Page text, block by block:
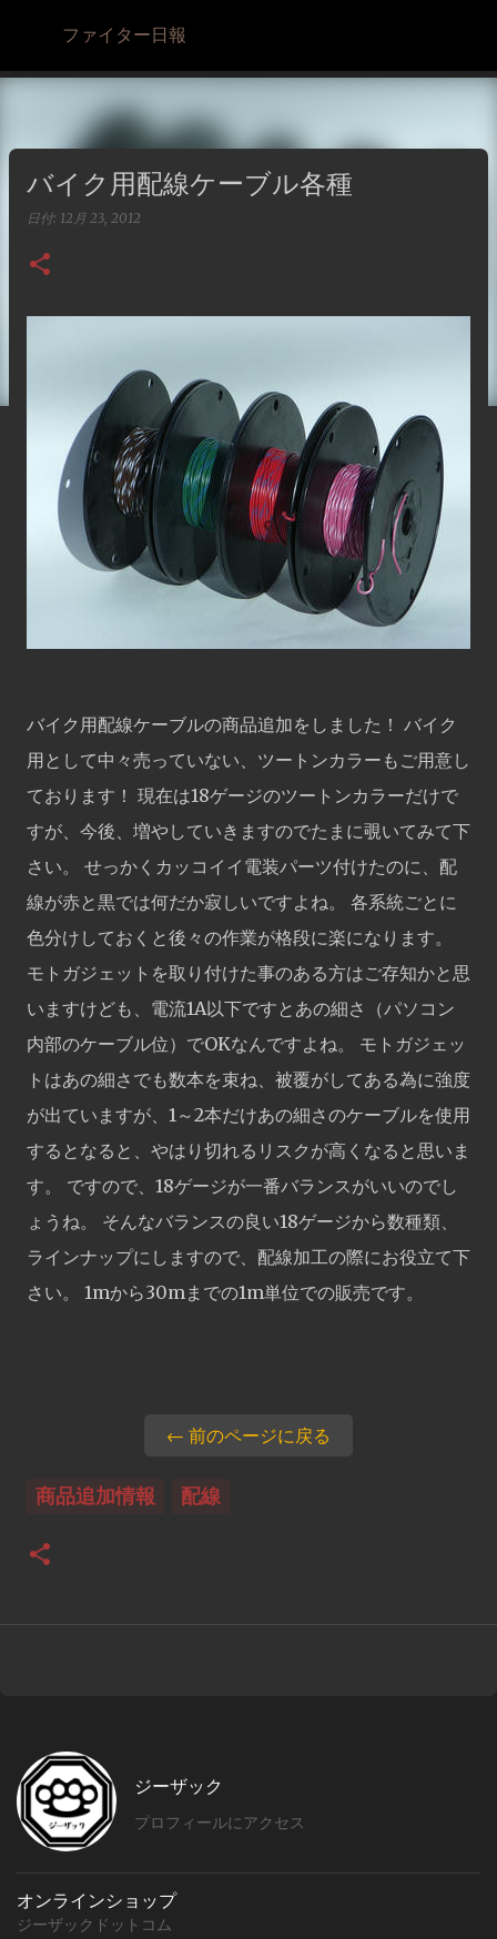
スキップしてメイン コンテンツに移動
ファイター日報
バイク用配線ケーブル各種
日付: 12月 23, 2012
バイク用配線ケーブルの商品追加をしました！ バイク
用として中々売っていない、ツートンカラーもご用意し
ております！ 現在は18ゲージのツートンカラーだけで
すが、今後、増やしていきますのでたまに覗いてみて下
さい。 せっかくカッコイイ電装パーツ付けたのに、配
線が赤と黒では何だか寂しいですよね。 各系統ごとに
色分けしておくと後々の作業が格段に楽になります。
モトガジェットを取り付けた事のある方はご存知かと思
いますけども、電流1A以下ですとあの細さ（パソコン
内部のケーブル位）でOKなんですよね。 モトガジェッ
トはあの細さでも数本を束ね、被覆がしてある為に強度
が出ていますが、1～2本だけあの細さのケーブルを使用
するとなると、やはり切れるリスクが高くなると思いま
す。 ですので、18ゲージが一番バランスがいいのでし
ょうね。 そんなバランスの良い18ゲージから数種類、
ラインナップにしますので、配線加工の際にお役立て下
さい。 1mから30mまでの1m単位での販売です。
← 前のページに戻る
商品追加情報 配線
ジーザック
プロフィールにアクセス
オンラインショップ
ジーザックドットコム